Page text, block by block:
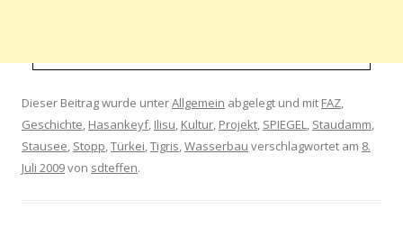
Dieser Beitrag wurde unterAllgemein abgelegt und mit FAZ,
Geschichte, Hasankeyf, Ilisu, Kultur, Projekt, SPIEGEL, Staudamm,
Stausee, Stopp,Türkei,Tigris,Wasserbau verschlagwortet am 8.
Juli 2009von sdteffen.